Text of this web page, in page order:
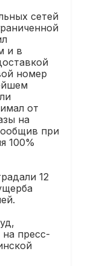
сетей
и в
номер
от
на
при
100%
12
пресс-